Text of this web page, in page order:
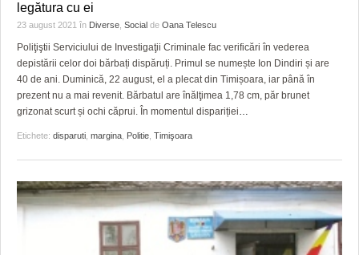
legătura cu ei
23 august 2021 în Diverse Social de Oana Telescu
Poliţiştii Serviciului de Investigaţii Criminale fac verificări în vederea
depistării celor doi bărbați dispăruți. Primul se numește Ion Dindiri și are
40 de ani. Duminică, 22 august, el a plecat din Timișoara, iar până în
prezent nu a mai revenit. Bărbatul are înălţimea 1,78 cm, păr brunet
grizonat scurt și ochi căprui. În momentul dispariției…
Etichete: disparuti margina Politie Timişoara